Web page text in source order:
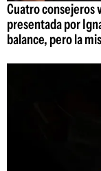
Cuatro consejeros
presentada por
balance, pero la